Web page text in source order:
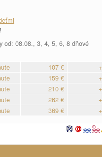
od: 08.08., 3, 4, 5, 6, 8 dňové
107 €
159 €
210 €
262 €
369 €